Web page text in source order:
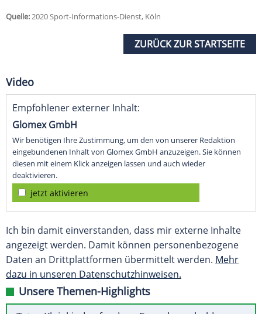
Quelle:2020 Sport-Informations-Dienst, Köln
ZURÜCK ZUR STARTSEITE
Video
Empfohlener externer Inhalt:
Glomex GmbH
Wir benötigen Ihre Zustimmung, um den von unserer Redaktion
eingebundenen Inhalt von Glomex GmbH anzuzeigen. Sie können
diesen mit einem Klick anzeigen lassen und auch wieder
deaktivieren.
jetzt aktivieren
Ich bin damit einverstanden, dass mir externe Inhalte
angezeigt werden. Damit können personenbezogene
Daten an Drittplattformen übermittelt werden. Mehr
dazu in unseren Datenschutzhinweisen.
Unsere Themen-Highlights